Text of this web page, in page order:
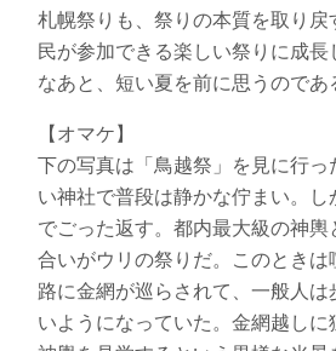
札幌祭りも、祭りの本質を取り
民が参加できる楽しい祭りに成
なあと、短い夏を前に思うのであ
【オマケ】
下の写真は「鳥越祭」を見に行っ
い神社で普段は静かな佇まい。し
でごった返す。都内最大級の神輿
合いがウリの祭りだ。このときは
路に金網が巡らされて、一般人は
いようになっていた。金網越しに